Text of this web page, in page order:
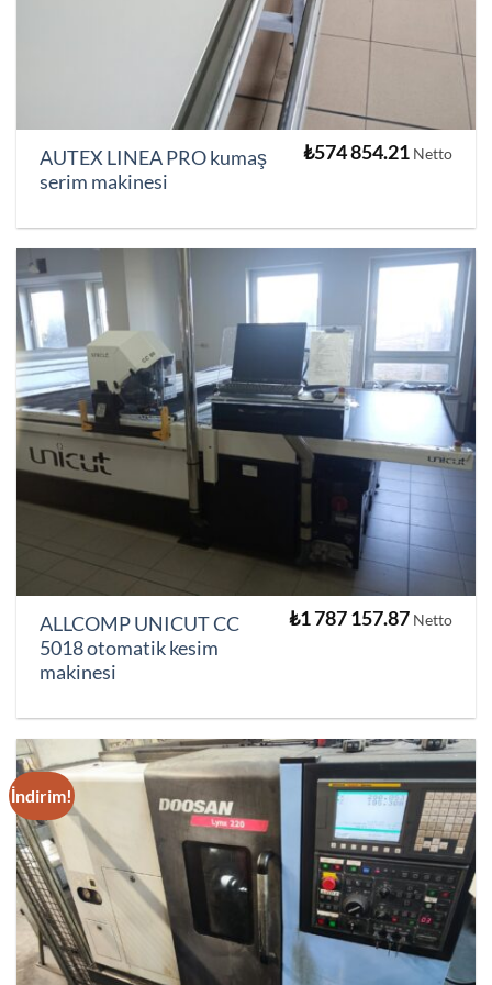
AUTEX LINEA PRO kumaş
serim makinesi
₺574 854.21 Netto
ALLCOMP UNICUT CC
5018 otomatik kesim
makinesi
₺1 787 157.87 Netto
İndirim!